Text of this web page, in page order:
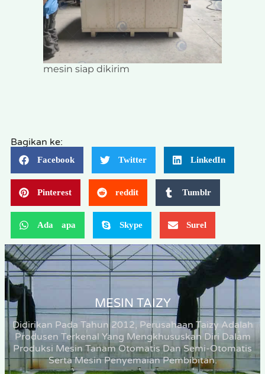
mesin siap dikirim
Bagikan ke:
Facebook Twitter LinkedIn
Pinterest reddit Tumblr
Ada apa Skype Surel
MESIN TAIZY
Didirikan Pada Tahun 2012, Perusahaan Taizy Adalah
Produsen Terkenal Yang Mengkhususkan Diri Dalam
Produksi Mesin Tanam Otomatis Dan Semi-Otomatis
Serta Mesin Penyemaian Pembibitan.